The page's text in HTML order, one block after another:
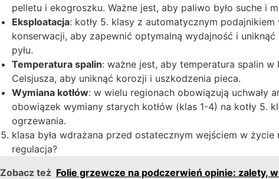
pelletu i ekogroszku. Ważne jest, aby paliwo było suche i
Eksploatacja: kotły 5. klasy z automatycznym
konserwacji, aby zapewnić optymalną wydajność i
pyłu.
Temperatura spalin: ważne jest, aby temperatura spalin w
Celsjusza, aby uniknąć korozji i uszkodzenia pieca.
Wymiana kotłów: w wielu regionach obowiązują uchwały
obowiązek wymiany starych kotłów (klas 1-4) na kotły 5.
ogrzewania.
klasa była wdrażana przed ostatecznym wejściem w
regulacja?
Zobacz też Folie grzewcze na podczerwień opinie: zalety,